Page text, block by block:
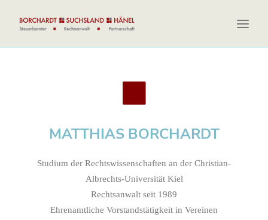
KONTAKTMATTHIAS BORCHARDT
Studium der Rechtswissenschaften an der Christian-
Albrechts-Universität Kiel
Rechtsanwalt seit 1989
Ehrenamtliche Vorstandstätigkeit in Vereinen